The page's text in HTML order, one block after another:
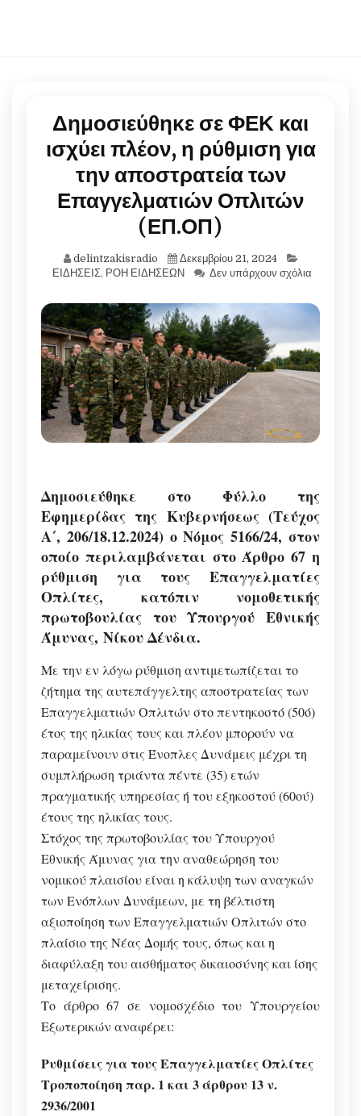
Δημοσιεύθηκε σε ΦΕΚ και
ισχύει πλέον, η ρύθμιση για
την αποστρατεία των
Επαγγελματιών Οπλιτών
(ΕΠ.ΟΠ)
delintzakisradio
Δεκεμβρίου 21, 2024
ΕΙΔΗΣΕΙΣ, ΡΟΗ ΕΙΔΗΣΕΩΝ Δεν υπάρχουν σχόλια
Δημοσιεύθηκε στο Φύλλο της
Εφημερίδας της Κυβερνήσεως (Τεύχος
Α΄, 206/18.12.2024) ο Νόμος 5166/24, στον
οποίο περιλαμβάνεται στο Άρθρο 67 η
ρύθμιση για τους Επαγγελματίες
Οπλίτες, κατόπιν νομοθετικής
πρωτοβουλίας του Υπουργού Εθνικής
Άμυνας, Νίκου Δένδια.
Με την εν λόγω ρύθμιση αντιμετωπίζεται το
ζήτημα της αυτεπάγγελτης αποστρατείας των
Επαγγελματιών Οπλιτών στο πεντηκοστό (50ό)
έτος της ηλικίας τους και πλέον μπορούν να
παραμείνουν στις Ένοπλες Δυνάμεις μέχρι τη
συμπλήρωση τριάντα πέντε (35) ετών
πραγματικής υπηρεσίας ή του εξηκοστού (60ού)
έτους της ηλικίας τους.
Στόχος της πρωτοβουλίας του Υπουργού
Εθνικής Άμυνας για την αναθεώρηση του
νομικού πλαισίου είναι η κάλυψη των αναγκών
των Ενόπλων Δυνάμεων, με τη βέλτιστη
αξιοποίηση των Επαγγελματιών Οπλιτών στο
πλαίσιο της Νέας Δομής τους, όπως και η
διαφύλαξη του αισθήματος δικαιοσύνης και ίσης
μεταχείρισης.
Το άρθρο 67 σε νομοσχέδιο του Υπουργείου
Εξωτερικών αναφέρει:
Ρυθμίσεις για τους Επαγγελματίες Οπλίτες
Τροποποίηση παρ. 1 και 3 άρθρου 13 ν.
2936/2001